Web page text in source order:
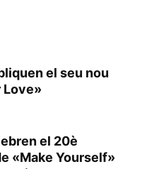
el seu nou
Love»
el 20è
«Make Yourself»